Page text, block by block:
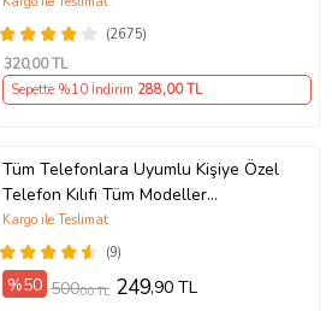
(2675)
320,00 TL
Sepette %10 İndirim 288,00 TL
Tüm Telefonlara Uyumlu Kişiye Özel
Telefon Kılıfı Tüm Modeller
Açıklamada
(9)
Kargo ile Teslimat
%50 500,00 TL 249,90 TL